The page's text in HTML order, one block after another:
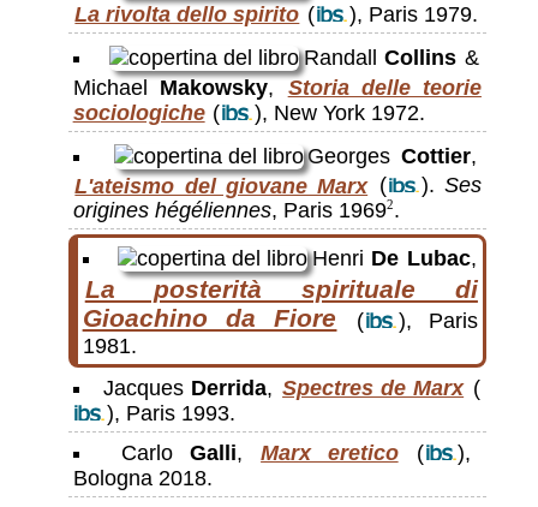
La rivolta dello spirito (
), Paris 1979.
RandallCollins &
Michael Makowsky,
Storia delle teorie
sociologiche (
), New York 1972.
GeorgesCottier,
L'ateismo del giovane Marx ( ). Ses
origines hégéliennes, Paris 19692.
Henri De Lubac,
La posterità spirituale di
Gioachino da Fiore
(
), Paris
1981.
Jacques Derrida, Spectres de Marx (
), Paris 1993.
Carlo Galli, Marx eretico (
),
Bologna 2018.